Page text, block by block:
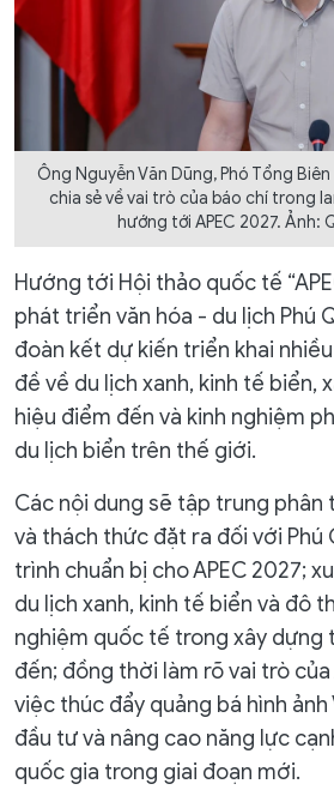
Ông Nguyễn Văn Dũng, Phó Tổng
chia sẻ về vai trò của báo chí trong
hướng tới APEC 2027. Ảnh:
Hướng tới Hội thảo quốc tế
phát triển văn hóa - du lịch Phú
đoàn kết dự kiến triển khai
đề về du lịch xanh, kinh tế biển,
hiệu điểm đến và kinh nghiệm
du lịch biển trên thế giới.
Các nội dung sẽ tập trung phân
và thách thức đặt ra đối với Phú
trình chuẩn bị cho APEC 2027;
du lịch xanh, kinh tế biển và đô
nghiệm quốc tế trong xây dựng
đến; đồng thời làm rõ vai trò của
việc thúc đẩy quảng bá hình
đầu tư và nâng cao năng lực
quốc gia trong giai đoạn mới.